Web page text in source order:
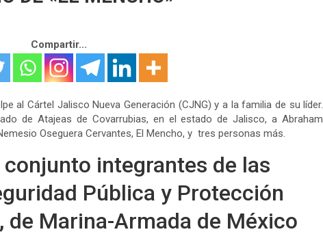
Compartir...
al Cártel Jalisco Nueva Generación (CJNG) y a la familia de su líder.
de Atajeas de Covarrubias, en el estado de Jalisco, a Abraham
Oseguera Cervantes, El Mencho, y tres personas más.
integrantes de las
Pública y Protección
de Marina-Armada de México